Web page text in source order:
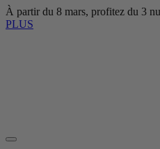
À partir du 8 mars, profitez du 3
PLUS